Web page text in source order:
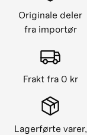
Originale deler
fra importør
Frakt fra 0 kr
Lagerførte varer,